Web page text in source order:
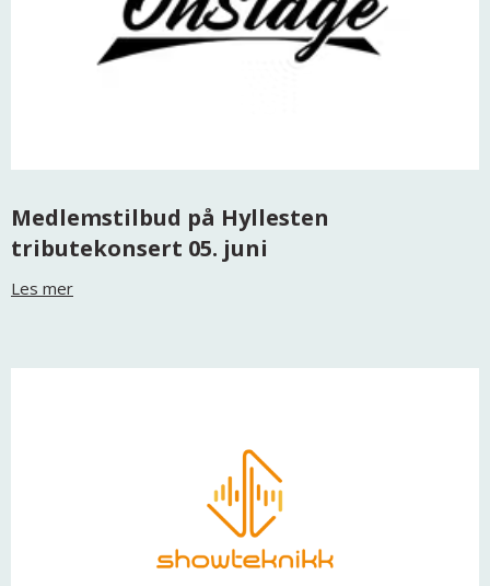
Medlemstilbud på Hyllesten
tributekonsert 05. juni
Les mer